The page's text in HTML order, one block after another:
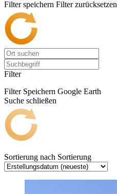
Filter speichern Filter zurücksetzen
Filter
Filter Speichern Google Earth
Suche schließen
Sortierung nach Sortierung